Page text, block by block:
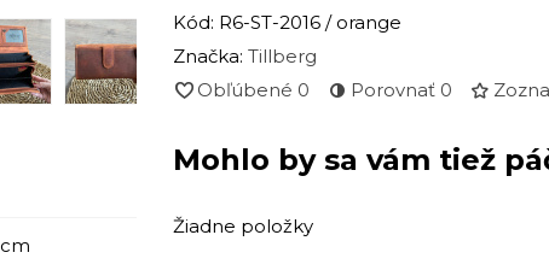
Kód: R6-ST-2016 / orange
Značka: Tillberg
Obľúbené 0 Porovnať 0
Mohlo by sa vám tiež
Žiadne položky